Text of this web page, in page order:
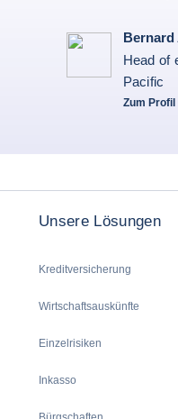
Bernard
Head of
Pacific
Zum Profil
Bernard
Unsere Lösungen
Kreditversicherung
Wirtschaftsauskünfte
Einzelrisiken
Inkasso